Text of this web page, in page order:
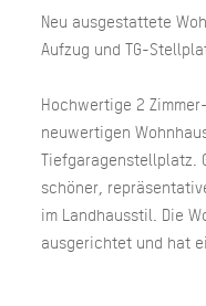
Neu ausgestattete
Aufzug und TG-
Hochwertige 2
neuwertigen
Tiefgaragenstellplatz.
schöner,
im Landhausstil. Die
ausgerichtet und hat